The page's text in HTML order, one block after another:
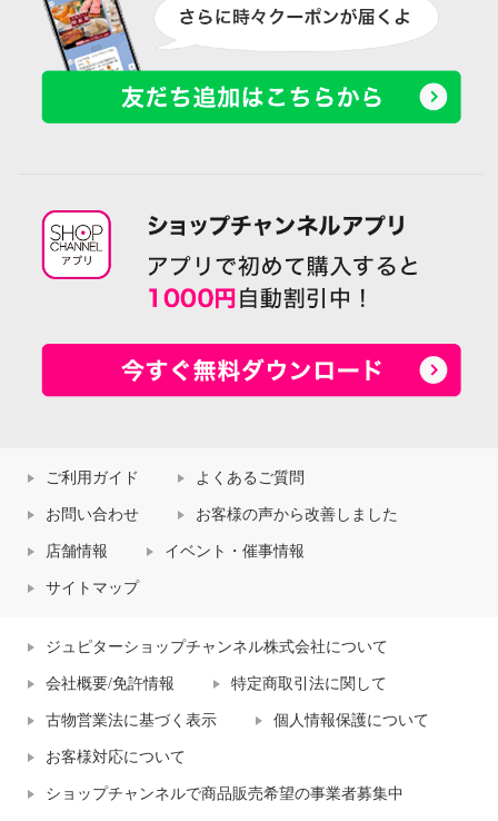
ご利用ガイド よくあるご質問
お問い合わせ お客様の声から改善しました
店舗情報 イベント・催事情報
サイトマップ
ジュピターショップチャンネル株式会社について
会社概要/免許情報 特定商取引法に関して
古物営業法に基づく表示 個人情報保護について
お客様対応について
ショップチャンネルで商品販売希望の事業者募集中